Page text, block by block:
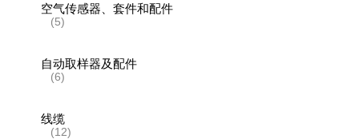
空气传感器、套件和配件
(5)
自动取样器及配件
(6)
线缆
(12)